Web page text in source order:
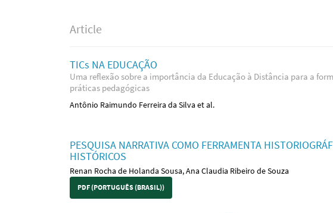
Article
TICs NA EDUCAÇÃO
Uma reflexão sobre a importância da Educação à Distância para a
práticas pedagógicas
Antônio Raimundo Ferreira da Silva et al.
PESQUISA NARRATIVA COMO FERRAMENTA
HISTÓRICOS
Renan Rocha de Holanda Sousa, Ana Claudia Ribeiro de Souza
PDF (PORTUGUÊS (BRASIL))